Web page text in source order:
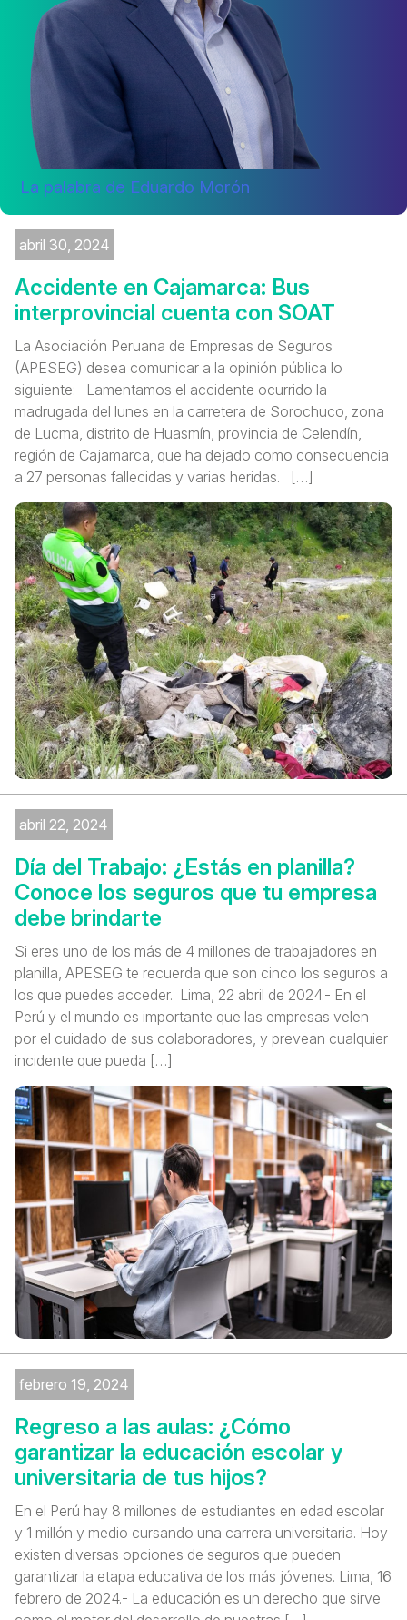
La palabra de Eduardo Morón
abril 30, 2024
Accidente en Cajamarca: Bus
interprovincial cuenta con SOAT
La Asociación Peruana de Empresas de Seguros
(APESEG) desea comunicar a la opinión pública lo
siguiente: Lamentamos el accidente ocurrido la
madrugada del lunes en la carretera de Sorochuco, zona
de Lucma, distrito de Huasmín, provincia de Celendín,
región de Cajamarca, que ha dejado como consecuencia
a 27 personas fallecidas y varias heridas. […]
abril 22, 2024
Día del Trabajo: ¿Estás en planilla?
Conoce los seguros que tu empresa
debe brindarte
Si eres uno de los más de 4 millones de trabajadores en
planilla, APESEG te recuerda que son cinco los seguros a
los que puedes acceder. Lima, 22 abril de 2024.- En el
Perú y el mundo es importante que las empresas velen
por el cuidado de sus colaboradores, y prevean cualquier
incidente que pueda […]
febrero 19, 2024
Regreso a las aulas: ¿Cómo
garantizar la educación escolar y
universitaria de tus hijos?
En el Perú hay 8 millones de estudiantes en edad escolar
y 1 millón y medio cursando una carrera universitaria. Hoy
existen diversas opciones de seguros que pueden
garantizar la etapa educativa de los más jóvenes. Lima, 16
febrero de 2024.- La educación es un derecho que sirve